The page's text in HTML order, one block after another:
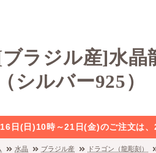
[ブラジル産]水晶
（シルバー925）
日(日)10時～21日(金)のご注文は、
水晶 ブラジル産 ドラゴン（龍彫刻）